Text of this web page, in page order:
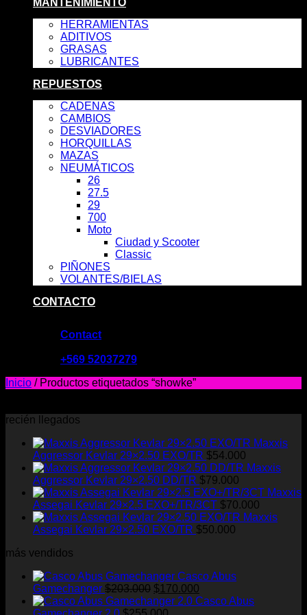
MANTENIMIENTO
HERRAMIENTAS
ADITIVOS
GRASAS
LUBRICANTES
REPUESTOS
CADENAS
CAMBIOS
DESVIADORES
HORQUILLAS
MAZAS
NEUMÁTICOS
26
27.5
29
700
Moto
Ciudad y Scooter
Classic
PIÑONES
VOLANTES/BIELAS
CONTACTO
Contact
+569 52037279
Inicio /Productos etiquetados “showke”
recién llegados
Maxxis
Aggressor Kevlar 29×2.50 EXO/TR $54.000
Maxxis
Aggressor Kevlar 29×2.50 DD/TR $79.000
Maxxis
Assegai Kevlar 29×2.5 EXO+/TR/3CT $70.000
Maxxis
Assegai Kevlar 29×2.50 EXO/TR $50.000
más vendidos
Casco Abus
Gamechanger $203.000 El
precio
original
$170.000
precio
Casco Abus